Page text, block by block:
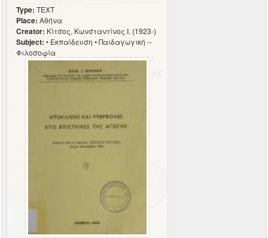
Type: TEXT
Place: Αθήνα
Creator: Κίτσος, Κωνσταντίνος Ι. (1923-)
Subject: • Εκπαίδευση • Παιδαγωγική --
Φιλοσοφία